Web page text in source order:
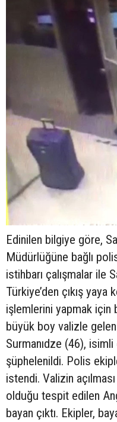
Edinilen bilgiye göre,
Müdürlüğüne bağlı
istihbarı çalışmalar ile
Türkiye’den çıkış
işlemlerini yapmak için
büyük boy valizle
Surmanıdze (46),
şüphelenildi. Polis
istendi. Valizin
olduğu tespit edilen
bayan çıktı. Ekipler,